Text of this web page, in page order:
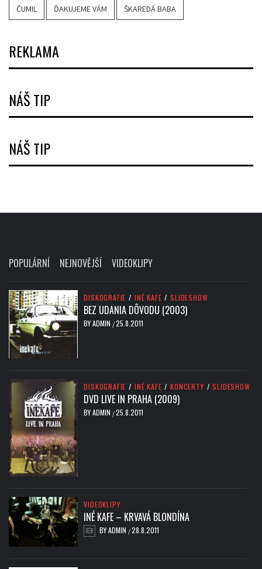
ČUMIL ĎAKUJEME VÁM ŠKAREDÁ BABA
REKLAMA
NÁŠ TIP
NÁŠ TIP
POPULÁRNÍ NEJNOVĚJŠÍ VIDEOKLIPY
DISKOGRAFIE / INÉ KAFE / SLIDESHOW
BEZ UDANIA DÔVODU (2003)
BYADMIN /25.8.2011
DISKOGRAFIE / INÉ KAFE / KONCERTY / SLIDESHOW
DVD LIVE IN PRAHA (2009)
BYADMIN /25.8.2011
VIDEOKLIPY
INÉ KAFE – KRVAVÁ BLONDÍNA
BYADMIN /28.8.2011